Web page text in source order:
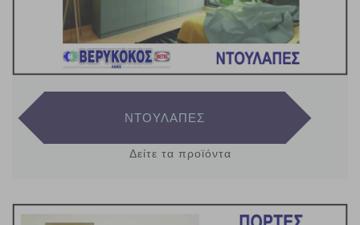
ΝΤΟΥΛΑΠΕΣ
Δείτε τα προϊόντα